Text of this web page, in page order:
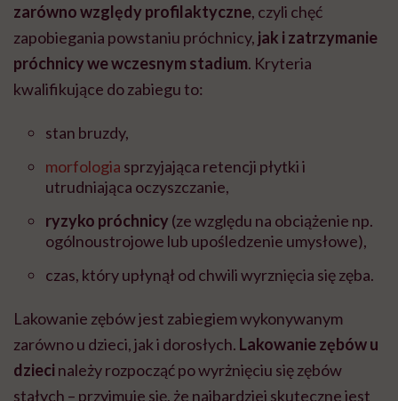
zarówno względy profilaktyczne, czyli chęć
zapobiegania powstaniu próchnicy, jak i zatrzymanie
próchnicy we wczesnym stadium. Kryteria
kwalifikujące do zabiegu to:
stan bruzdy,
morfologia sprzyjająca retencji płytki i
utrudniająca oczyszczanie,
ryzyko próchnicy (ze względu na obciążenie np.
ogólnoustrojowe lub upośledzenie umysłowe),
czas, który upłynął od chwili wyrznięcia się zęba.
Lakowanie zębów jest zabiegiem wykonywanym
zarówno u dzieci, jak i dorosłych. Lakowanie zębów u
dzieci należy rozpocząć po wyrżnięciu się zębów
stałych – przyjmuje się, że najbardziej skuteczne jest